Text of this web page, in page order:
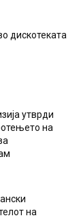
дискотеката
утврди
на
на